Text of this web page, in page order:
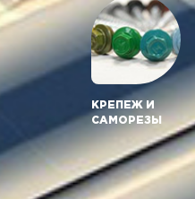
КРЕПЕЖ И
САМОРЕЗЫ